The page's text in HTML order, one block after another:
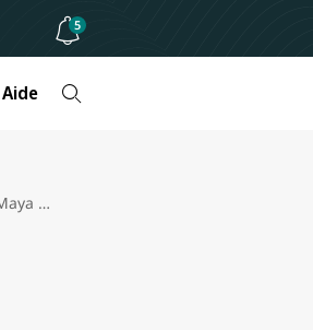
5
Aide
Margaritaville Island Reserve Riviera Maya - adultes seulement review